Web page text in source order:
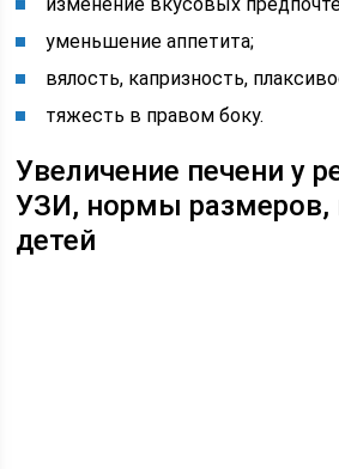
уменьшение аппетита;
вялость, капризность,
тяжесть в правом боку.
Увеличение печени у
УЗИ, нормы размеров,
детей